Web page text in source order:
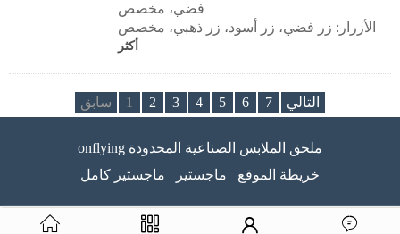
فضي، مخصص
الأزرار: زر فضي، زر أسود، زر ذهبي، مخصص
أكثر
سابق 1 2 3 4 5 6 7 التالي
onflying ملحق الملابس الصناعية المحدودة
خريطة الموقع
ماجستير ماجستير كامل